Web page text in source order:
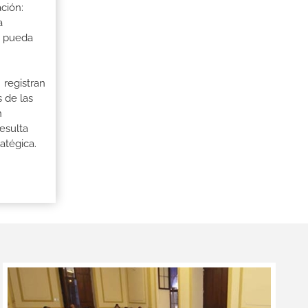
pueda
registran
de las